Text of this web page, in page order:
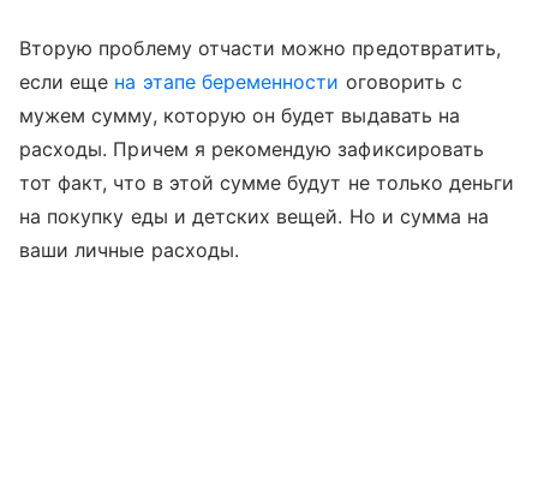
Вторую проблему отчасти можно предотвратить,
если еще на этапе беременности оговорить с
мужем сумму, которую он будет выдавать на
расходы. Причем я рекомендую зафиксировать
тот факт, что в этой сумме будут не только деньги
на покупку еды и детских вещей. Но и сумма на
ваши личные расходы.